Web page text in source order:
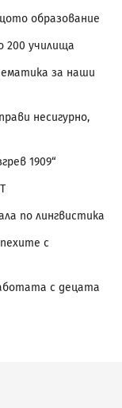
образование
200 училища
за наши
несигурно,
1909“
по лингвистика
с
с децата